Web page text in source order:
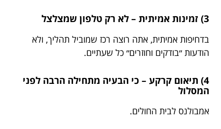
3) זמינות אמיתית – לא רק טלפון שמצלצל
בדחיפות אמיתית, אתה רוצה רכז שמוביל תהליך, ולא
הודעות ״בודקים וחוזרים״ כל שעתיים.
4) תיאום קרקע – כי הבעיה מתחילה הרבה לפני
המסלול
אמבולנס לבית החולים.